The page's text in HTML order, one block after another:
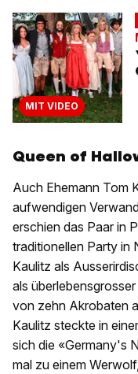
MIT VIDEO
Queen of
Auch Ehemann Tom
aufwendigen
erschien das Paar in
traditionellen Party in
Kaulitz als
als
von zehn Akrobaten
Kaulitz steckte in
sich die «Germany's
mal zu einem